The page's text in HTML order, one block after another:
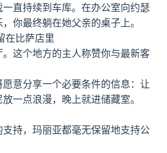
直持续到车库。在办公室向约瑟
你最终躺在她父亲的桌子上。
在比萨店里
这个地方的主人称赞你与最新客
意分享一个必要条件的信息：让
一点浪漫，晚上就进储藏室。
持，玛丽亚都毫无保留地支持公